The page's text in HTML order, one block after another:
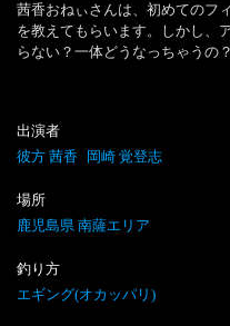
茜香おねぃさんは、初めてのフ
を教えてもらいます。しかし、
出演者
彼方 茜香
岡崎 覚登志
場所
鹿児島県 南薩エリア
釣り方
エギング(オカッパリ)